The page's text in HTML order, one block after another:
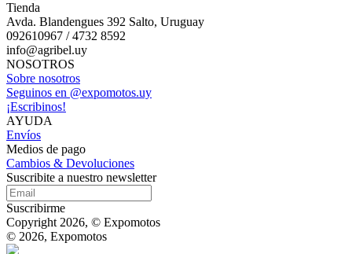
Tienda
Avda. Blandengues 392 Salto, Uruguay
092610967 / 4732 8592
info@agribel.uy
NOSOTROS
Sobre nosotros
Seguinos en @expomotos.uy
¡Escribinos!
AYUDA
Envíos
Medios de pago
Cambios & Devoluciones
Suscribite a nuestro newsletter
Suscribirme
Copyright 2026, © Expomotos
© 2026, Expomotos